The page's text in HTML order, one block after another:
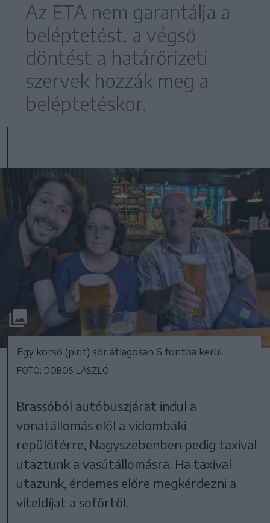
Az ETA nem garantálja a
beléptetést, a végső
döntést a határőrizeti
szervek hozzák meg a
beléptetéskor.
Egy korsó (pint) sör átlagosan 6 fontba kerül
FOTÓ: DOBOS LÁSZLÓ
Brassóból autóbuszjárat indul a
vonatállomás elől a vidombáki
repülőtérre, Nagyszebenben pedig taxival
utaztunk a vasútállomásra. Ha taxival
utazunk, érdemes előre megkérdezni a
viteldíjat a sofőrtől.